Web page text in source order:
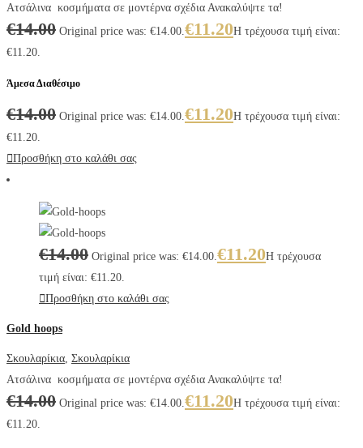
Ατσάλινα κοσμήματα σε μοντέρνα σχέδια Ανακαλύψτε τα!
€14.00 Original price was: €14.00. €11.20Η τρέχουσα τιμή είναι:
€11.20.
Άμεσα Διαθέσιμο
€14.00 Original price was: €14.00. €11.20Η τρέχουσα τιμή είναι:
€11.20.
Προσθήκη στο καλάθι σας
€14.00 Original price was: €14.00. €11.20Η τρέχουσα
τιμή είναι: €11.20.
Προσθήκη στο καλάθι σας
Gold hoops
Σκουλαρίκια Σκουλαρίκια
Ατσάλινα κοσμήματα σε μοντέρνα σχέδια Ανακαλύψτε τα!
€14.00 Original price was: €14.00. €11.20Η τρέχουσα τιμή είναι:
€11.20.